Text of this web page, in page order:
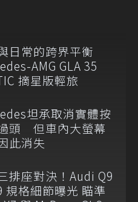
日常的跨界平衡
AMG GLA 35
摘星版輕旅
坦承取消實體按
頭 但車內大螢幕
此消失
排座對決！Audi Q9
規格細節曝光 瞄準